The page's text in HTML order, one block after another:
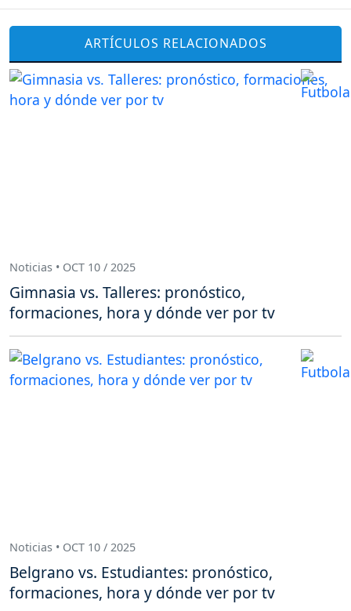
ARTÍCULOS RELACIONADOS
Noticias • OCT 10 / 2025
Gimnasia vs. Talleres: pronóstico,
formaciones, hora y dónde ver por tv
Noticias • OCT 10 / 2025
Belgrano vs. Estudiantes: pronóstico,
formaciones, hora y dónde ver por tv